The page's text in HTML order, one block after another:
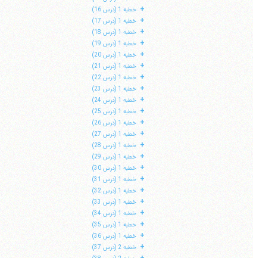
+ خطبه 1 (درس 16)
+ خطبه 1 (درس 17)
+ خطبه 1 (درس 18)
+ خطبه 1 (درس 19)
+ خطبه 1 (درس 20)
+ خطبه 1 (درس 21)
+ خطبه 1 (درس 22)
+ خطبه 1 (درس 23)
+ خطبه 1 (درس 24)
+ خطبه 1 (درس 25)
+ خطبه 1 (درس 26)
+ خطبه 1 (درس 27)
+ خطبه 1 (درس 28)
+ خطبه 1 (درس 29)
+ خطبه 1 (درس 30)
+ خطبه 1 (درس 31)
+ خطبه 1 (درس 32)
+ خطبه 1 (درس 33)
+ خطبه 1 (درس 34)
+ خطبه 1 (درس 35)
+ خطبه 1 (درس 36)
+ خطبه 2 (درس 37)